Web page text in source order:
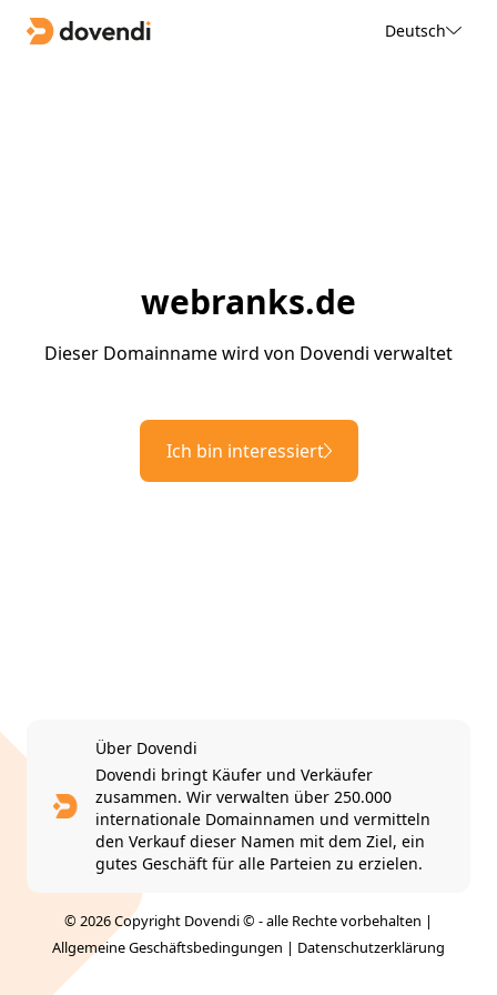
Deutsch
webranks.de
Dieser Domainname wird von Dovendi verwaltet
Ich bin interessiert
Über Dovendi
Dovendi bringt Käufer und Verkäufer
zusammen. Wir verwalten über 250.000
internationale Domainnamen und vermitteln
den Verkauf dieser Namen mit dem Ziel, ein
gutes Geschäft für alle Parteien zu erzielen.
© 2026 Copyright Dovendi © - alle Rechte vorbehalten |
Allgemeine Geschäftsbedingungen | Datenschutzerklärung